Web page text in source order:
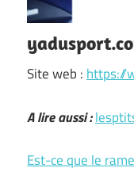
Site web : https://
A lire aussi :
Est-ce que le